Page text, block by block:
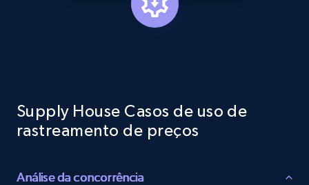
Etsy - Collects data from shop's URL
URL, Product id, Listing inventory id, Title, Rating,
price, and more.
Supply House Casos de uso de
rastreamento de preços
Análise da concorrência